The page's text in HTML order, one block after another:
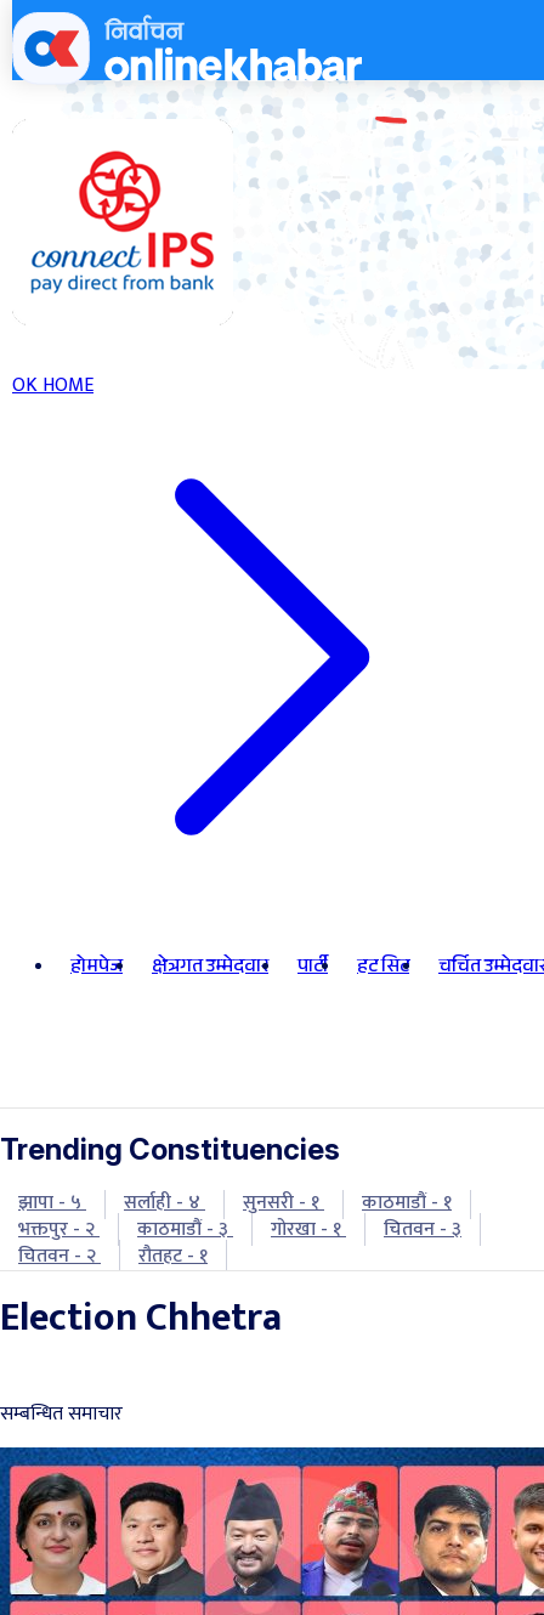
Skip
to
content
OK HOME
होमपेज क्षेत्रगत उम्मेदवार पार्टी हट सिट चर्चित
Trending Constituencies
झापा - ५ सर्लाही - ४ सुनसरी - १
काठमाडौं - १
भक्तपुर - २
काठमाडौं - ३ गोरखा - १
चितवन - ३
चितवन - २
रौतहट - १
Election Chhetra
सम्बन्धित समाचार